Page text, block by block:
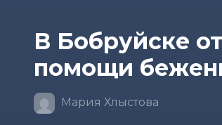
В Бобруйске
помощи
Мария Хлыстова